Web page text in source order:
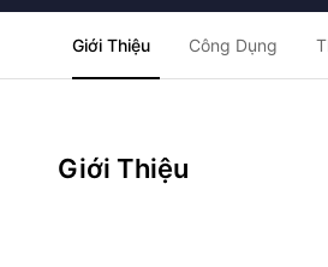
Giới Thiệu Công Dụng
Giới Thiệu